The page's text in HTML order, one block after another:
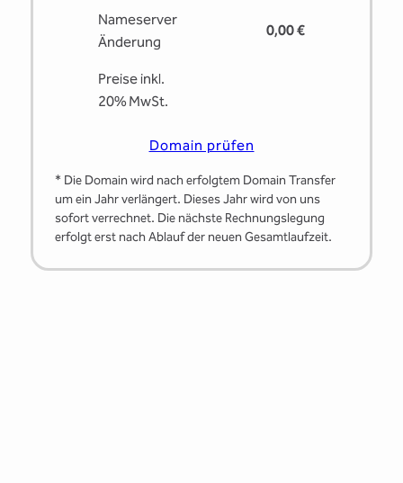
Nameserver
Änderung
0,00 €
Preise inkl.
20% MwSt.
Domain prüfen
* Die Domain wird nach erfolgtem Domain Transfer
um ein Jahr verlängert. Dieses Jahr wird von uns
sofort verrechnet. Die nächste Rechnungslegung
erfolgt erst nach Ablauf der neuen Gesamtlaufzeit.